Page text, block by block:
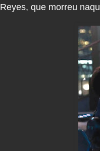
Reyes, que morreu